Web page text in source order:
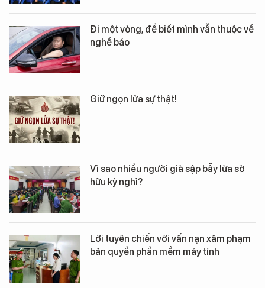
Đi một vòng, để biết mình vẫn thuộc về
nghề báo
Giữ ngọn lửa sự thật!
Vì sao nhiều người già sập bẫy lừa sở
hữu kỳ nghỉ?
Lời tuyên chiến với vấn nạn xâm phạm
bản quyền phần mềm máy tính